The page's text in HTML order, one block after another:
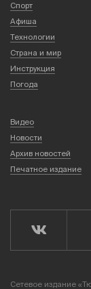
Спорт
Афиша
Технологии
Страна и мир
Инструкция
Погода
Видео
Новости
Архив новостей
Печатное издание
Сетевое издание